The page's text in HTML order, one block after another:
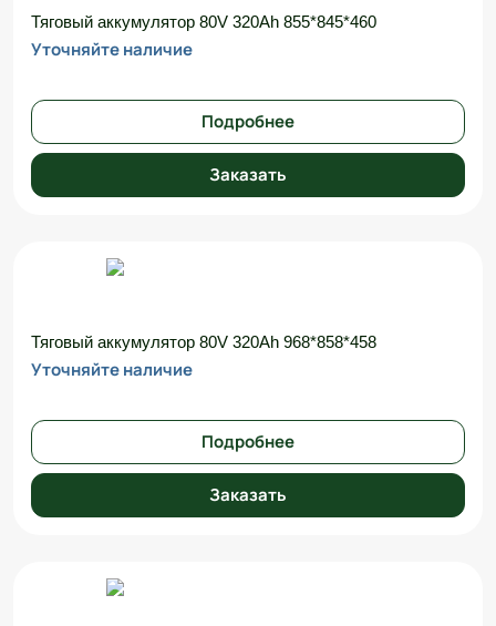
Тяговый аккумулятор 80V 320Ah 855*845*460
Уточняйте наличие
Подробнее
Заказать
Тяговый аккумулятор 80V 320Ah 968*858*458
Уточняйте наличие
Подробнее
Заказать